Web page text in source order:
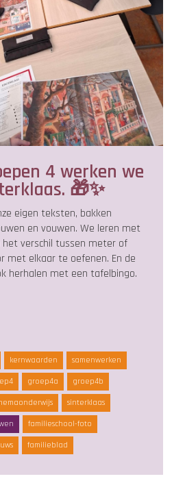
4 werken we
🎁✨
eigen teksten, bakken
en vouwen. We leren met
het verschil tussen meter of
met elkaar te oefenen. En de
herhalen met een tafelbingo.
kernwaarden samenwerken
groep4a groep4b
sinterklaas
familieschool-foto
familieblad